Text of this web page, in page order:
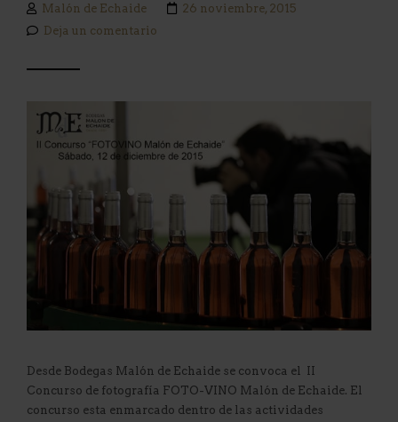
Malón de Echaide
26 noviembre, 2015
Deja un comentario
Desde Bodegas Malón de Echaide se convoca el II
Concurso de fotografía FOTO-VINO Malón de Echaide. El
concurso esta enmarcado dentro de las actividades